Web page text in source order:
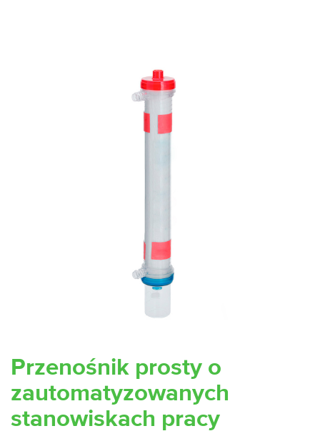
Przenośnik prosty o
zautomatyzowanych
stanowiskach pracy